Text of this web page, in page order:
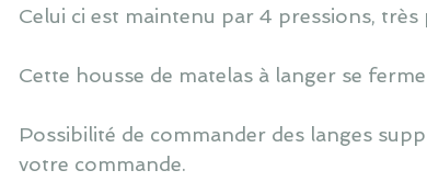
Celui ci est maintenu par 4 pressions,
Cette housse de matelas à langer se
Possibilité de commander des langes
votre commande.